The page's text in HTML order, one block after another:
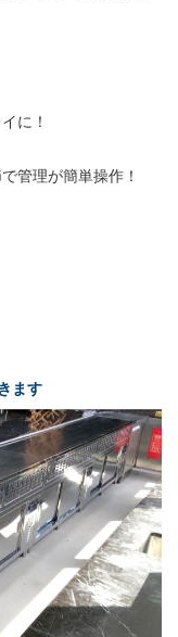
に！
管理が簡単操作！
ます